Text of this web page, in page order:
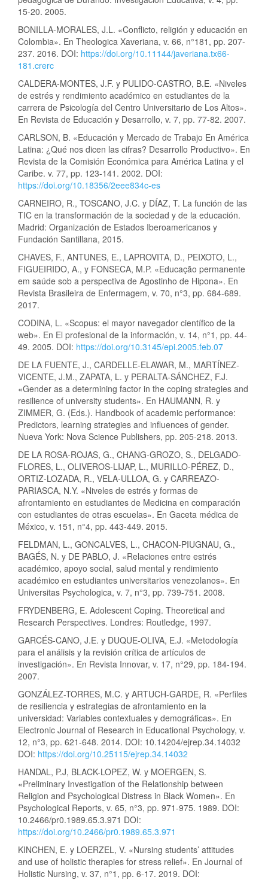
15-20. 2005.
BONILLA-MORALES, J.L. «Conflicto, religión y educación en
Colombia». En Theologica Xaveriana, v. 66, n°181, pp. 207-
237. 2016. DOI: https://doi.org/10.11144/javeriana.tx66-
181.crerc
CALDERA-MONTES, J.F. y PULIDO-CASTRO, B.E. «Niveles
de estrés y rendimiento académico en estudiantes de la
carrera de Psicología del Centro Universitario de Los Altos».
En Revista de Educación y Desarrollo, v. 7, pp. 77-82. 2007.
CARLSON, B. «Educación y Mercado de Trabajo En América
Latina: ¿Qué nos dicen las cifras? Desarrollo Productivo». En
Revista de la Comisión Económica para América Latina y el
Caribe. v. 77, pp. 123-141. 2002. DOI:
https://doi.org/10.18356/2eee834c-es
CARNEIRO, R., TOSCANO, J.C. y DÍAZ, T. La función de las
TIC en la transformación de la sociedad y de la educación.
Madrid: Organización de Estados Iberoamericanos y
Fundación Santillana, 2015.
CHAVES, F., ANTUNES, E., LAPROVITA, D., PEIXOTO, L.,
FIGUEIRIDO, A., y FONSECA, M.P. «Educação permanente
em saúde sob a perspectiva de Agostinho de Hipona». En
Revista Brasileira de Enfermagem, v. 70, n°3, pp. 684-689.
2017.
CODINA, L. «Scopus: el mayor navegador científico de la
web». En El profesional de la información, v. 14, n°1, pp. 44-
49. 2005. DOI: https://doi.org/10.3145/epi.2005.feb.07
DE LA FUENTE, J., CARDELLE-ELAWAR, M., MARTÍNEZ-
VICENTE, J.M., ZAPATA, L. y PERALTA-SÁNCHEZ, F.J.
«Gender as a determining factor in the coping strategies and
resilience of university students». En HAUMANN, R. y
ZIMMER, G. (Eds.). Handbook of academic performance:
Predictors, learning strategies and influences of gender.
Nueva York: Nova Science Publishers, pp. 205-218. 2013.
DE LA ROSA-ROJAS, G., CHANG-GROZO, S., DELGADO-
FLORES, L., OLIVEROS-LIJAP, L., MURILLO-PÉREZ, D.,
ORTIZ-LOZADA, R., VELA-ULLOA, G. y CARREAZO-
PARIASCA, N.Y. «Niveles de estrés y formas de
afrontamiento en estudiantes de Medicina en comparación
con estudiantes de otras escuelas». En Gaceta médica de
México, v. 151, n°4, pp. 443-449. 2015.
FELDMAN, L., GONCALVES, L., CHACON-PIUGNAU, G.,
BAGÉS, N. y DE PABLO, J. «Relaciones entre estrés
académico, apoyo social, salud mental y rendimiento
académico en estudiantes universitarios venezolanos». En
Universitas Psychologica, v. 7, n°3, pp. 739-751. 2008.
FRYDENBERG, E. Adolescent Coping. Theoretical and
Research Perspectives. Londres: Routledge, 1997.
GARCÉS-CANO, J.E. y DUQUE-OLIVA, E.J. «Metodología
para el análisis y la revisión crítica de artículos de
investigación». En Revista Innovar, v. 17, n°29, pp. 184-194.
2007.
GONZÁLEZ-TORRES, M.C. y ARTUCH-GARDE, R. «Perfiles
de resiliencia y estrategias de afrontamiento en la
universidad: Variables contextuales y demográficas». En
Electronic Journal of Research in Educational Psychology, v.
12, n°3, pp. 621-648. 2014. DOI: 10.14204/ejrep.34.14032
DOI: https://doi.org/10.25115/ejrep.34.14032
HANDAL, P.J, BLACK-LOPEZ, W. y MOERGEN, S.
«Preliminary Investigation of the Relationship between
Religion and Psychological Distress in Black Women». En
Psychological Reports, v. 65, n°3, pp. 971-975. 1989. DOI:
10.2466/pr0.1989.65.3.971 DOI:
https://doi.org/10.2466/pr0.1989.65.3.971
KINCHEN, E. y LOERZEL, V. «Nursing students’ attitudes
and use of holistic therapies for stress relief». En Journal of
Holistic Nursing, v. 37, n°1, pp. 6-17. 2019. DOI: